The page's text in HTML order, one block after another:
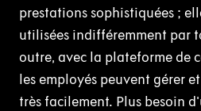
prestations sophistiquées ;
utilisées indifféremment par
outre, avec la plateforme de
les employés peuvent gérer
très facilement. Plus besoin